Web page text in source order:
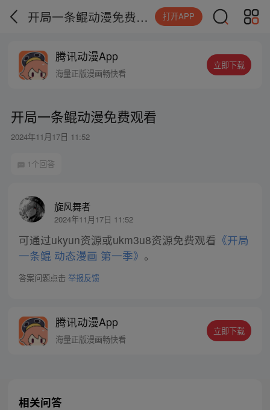
开局一条鲲动漫免费观看 打开APP
腾讯动漫App
海量正版漫画畅快看
立即下载
开局一条鲲动漫免费观看
2024年11月17日 11:52
1个回答
旋风舞者
2024年11月17日 11:52
可通过ukyun资源或ukm3u8资源免费观看 《开局
一条鲲 动态漫画 第一季》 。
答案问题点击 举报反馈
腾讯动漫App
海量正版漫画畅快看
立即下载
相关问答